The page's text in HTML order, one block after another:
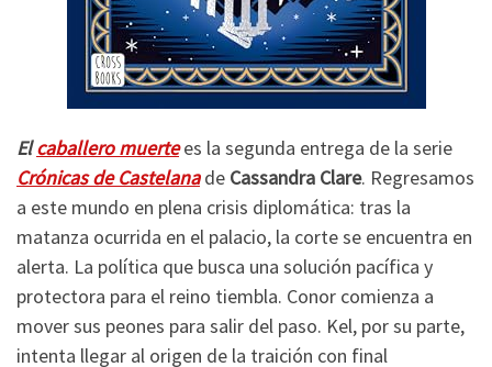
Elcaballero muertees la segunda entrega de la serie
Crónicas de Castelana de Cassandra Clare. Regresamos
a este mundo en plena crisis diplomática: tras la
matanza ocurrida en el palacio, la corte se encuentra en
alerta. La política que busca una solución pacífica y
protectora para el reino tiembla. Conor comienza a
mover sus peones para salir del paso. Kel, por su parte,
intenta llegar al origen de la traición con final